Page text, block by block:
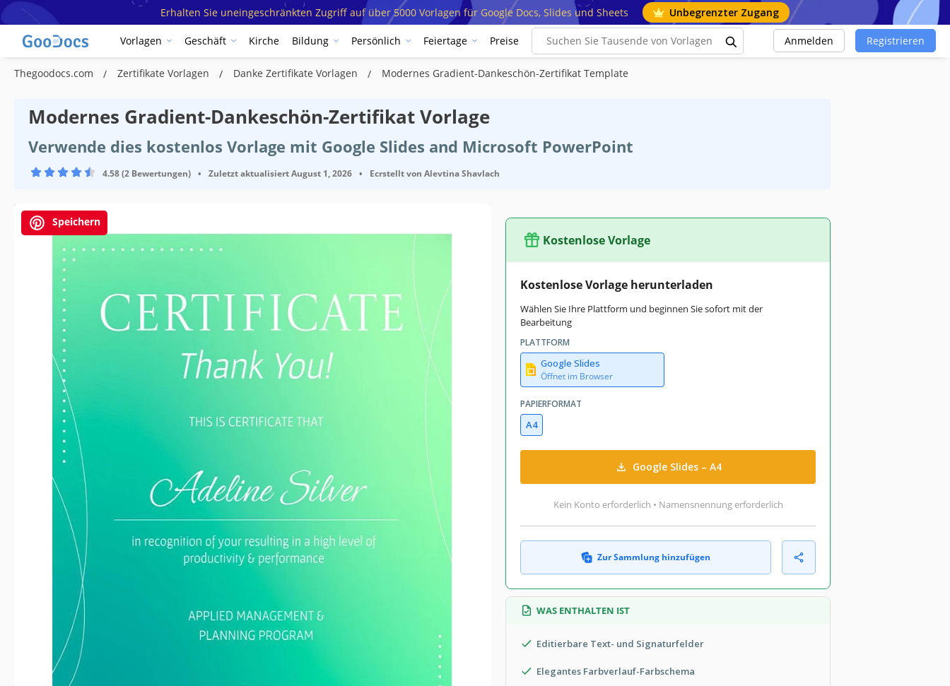
Erhalten Sie uneingeschränkten Zugriff auf über 5000 Vorlagen für Google Docs, Slides und Sheets Unbegrenzter Zugang
Vorlagen Geschäft Kirche Bildung Persönlich Feiertage Preise Anmelden Registrieren
Thegoodocs.com Zertifikate Vorlagen Danke Zertifikate Vorlagen Modernes Gradient-Dankeschön-Zertifikat Template
Modernes Gradient-Dankeschön-Zertifikat Vorlage
Verwende dies kostenlos Vorlage mit Google Slides and Microsoft PowerPoint
4.58 (2 Bewertungen) • Zuletzt aktualisiertAugust 1, 2026 • Ecrstellt von Alevtina Shavlach
Speichern
Kostenlose Vorlage
Kostenlose Vorlage herunterladen
Wählen Sie Ihre Plattform und beginnen Sie sofort mit der
Bearbeitung
PLATTFORM
Google Slides
Öffnet im Browser
PAPIERFORMAT
A4
Google Slides – A4
Kein Konto erforderlich • Namensnennung erforderlich
Zur Sammlung hinzufügen
WAS ENTHALTEN IST
Editierbare Text- und Signaturfelder
Elegantes Farbverlauf-Farbschema